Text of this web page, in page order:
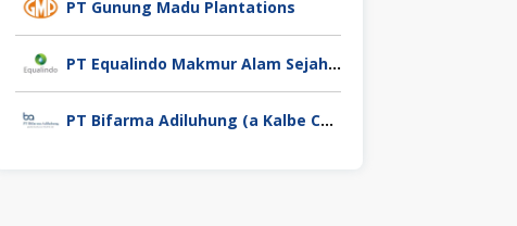
PT Gunung Madu Plantations
PT Equalindo Makmur Alam Sejahtera (Equalindo Group)
PT Bifarma Adiluhung (a Kalbe Company)